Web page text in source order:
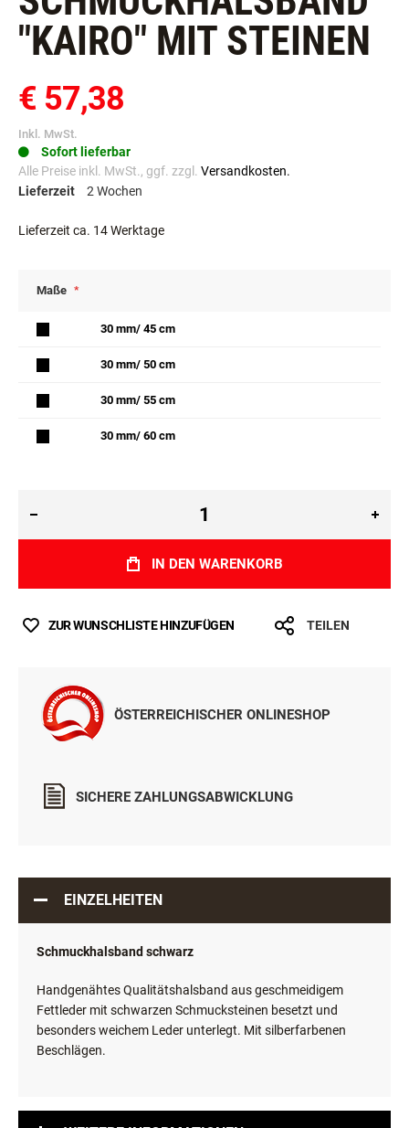
"KAIRO" MIT STEINEN
€ 57,38
Inkl. MwSt.
Sofort lieferbar
Alle Preise inkl. MwSt., ggf. zzgl. Versandkosten.
Lieferzeit
2 Wochen
Lieferzeit ca. 14 Werktage
Maße
30 mm/ 45 cm
30 mm/ 50 cm
30 mm/ 55 cm
30 mm/ 60 cm
IN DEN WARENKORB
ZUR WUNSCHLISTE HINZUFÜGEN TEILEN
ÖSTERREICHISCHER ONLINESHOP
SICHERE ZAHLUNGSABWICKLUNG
EINZELHEITEN
Schmuckhalsband schwarz
Handgenähtes Qualitätshalsband aus geschmeidigem
Fettleder mit schwarzen Schmucksteinen besetzt und
besonders weichem Leder unterlegt. Mit silberfarbenen
Beschlägen.